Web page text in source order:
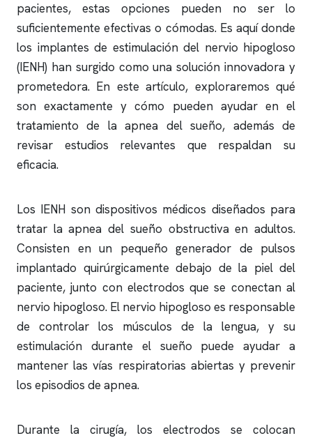
pacientes, estas opciones pueden no ser lo
suficientemente efectivas o cómodas. Es aquí donde
los implantes de estimulación del nervio hipogloso
(IENH) han surgido como una solución innovadora y
prometedora. En este artículo, exploraremos qué
son exactamente y cómo pueden ayudar en el
tratamiento de laapnea del sueño, además de
revisar estudios relevantes que respaldan su
eficacia.
Los IENH son dispositivos médicos diseñados para
tratar laapnea del sueño obstructiva en adultos.
Consisten en un pequeño generador de pulsos
implantado quirúrgicamente debajo de la piel del
paciente, junto con electrodos que se conectan al
nervio hipogloso. El nervio hipogloso es responsable
de controlar los músculos de la lengua, y su
estimulación durante el sueño puede ayudar a
mantener las vías respiratorias abiertas y prevenir
los episodios de apnea.
Durante la cirugía, los electrodos se colocan